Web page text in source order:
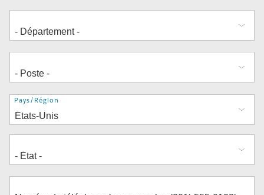
Adresse
Pays/Région